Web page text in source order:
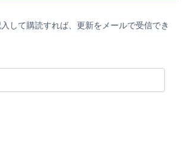
して購読すれば、更新をメールで受信でき